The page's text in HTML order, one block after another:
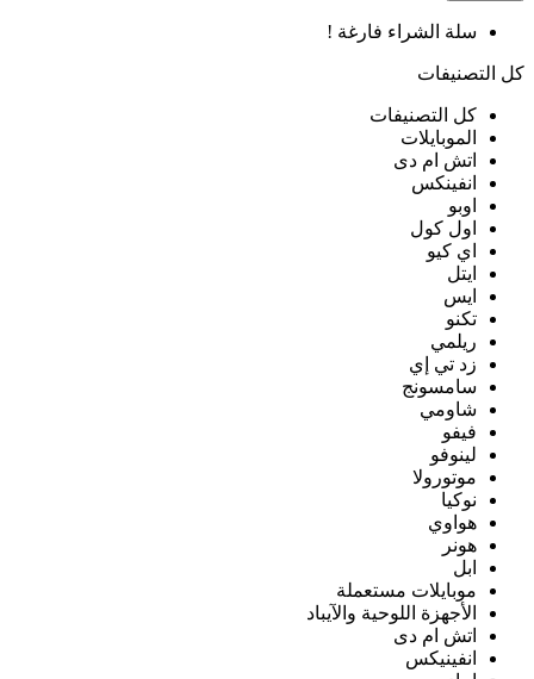
سلة الشراء فارغة !
كل التصنيفات
كل التصنيفات
الموبايلات
اتش ام دى
انفينكس
اوبو
اول كول
اي كيو
ايتل
ايس
تكنو
ريلمي
زد تي إي
سامسونج
شاومي
فيفو
لينوفو
موتورولا
نوكيا
هواوي
هونر
ابل
موبايلات مستعملة
الأجهزة اللوحية والآيباد
اتش ام دى
انفينيكس